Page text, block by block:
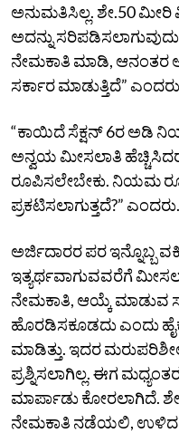
ಅನುಮತಿಸಿಲ್ಲ. ಶೇ.50 ಮೀರಿ
ಅದನ್ನು
ನೇಮಕಾತಿ ಮಾಡಿ, ಆನಂತರ
ಸರ್ಕಾರ ಮಾಡುತ್ತಿದೆ”
“ಕಾಯಿದೆ ಸೆಕ್ಷನ್‌ 6ರ ಅಡಿ
ಅನ್ವಯ ಮೀಸಲಾತಿ
ರೂಪಿಸಲೇಬೇಕು. ನಿಯಮ
ಪ್ರಕಟಿಸಲಾಗುತ್ತದೆ?” ಎಂದರು.
ಅರ್ಜಿದಾರರ ಪರ ಇನ್ನೊಬ್ಬ
ಇತ್ಯರ್ಥವಾಗುವವರೆಗೆ
ನೇಮಕಾತಿ, ಆಯ್ಕೆ
ಹೊರಡಿಸಕೂಡದು ಎಂದು
ಮಾಡಿತ್ತು. ಇದರ
ಪ್ರಶ್ನಿಸಲಾಗಿಲ್ಲ. ಈಗ
ಮಾರ್ಪಾಡು ಕೋರಲಾಗಿದೆ.
ನೇಮಕಾತಿ ನಡೆಯಲಿ, ಉಳಿದ